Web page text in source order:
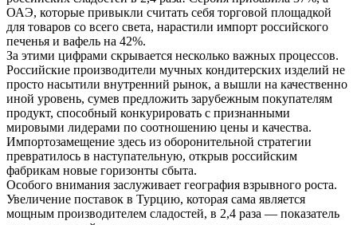
ОАЭ, которые привыкли считать себя торговой площадкой
для товаров со всего света, нарастили импорт российского
печенья и вафель на 42%.
За этими цифрами скрывается несколько важных процессов.
Российские производители мучных кондитерских изделий не
просто насытили внутренний рынок, а вышли на качественно
иной уровень, сумев предложить зарубежным покупателям
продукт, способный конкурировать с признанными
мировыми лидерами по соотношению цены и качества.
Импортозамещение здесь из оборонительной стратегии
превратилось в наступательную, открыв российским
фабрикам новые горизонты сбыта.
Особого внимания заслуживает география взрывного роста.
Увеличение поставок в Турцию, которая сама является
мощным производителем сладостей, в 2,4 раза — показатель